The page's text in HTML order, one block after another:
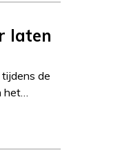
laten
de